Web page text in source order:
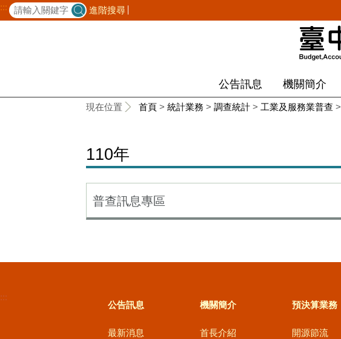
::: 進階搜尋
公告訊息 機關簡介
現在位置 首頁 > 統計業務 > 調查統計 > 工業及服務業普查 >
110年
普查訊息專區
:::
公告訊息
最新消息
機關簡介
首長介紹
預決算業務
開源節流